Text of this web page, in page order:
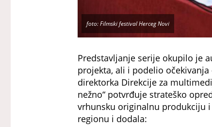
foto: Filmski festival Herceg Novi
Predstavljanje serije okupilo je
projekta, ali i podelio
direktorka Direkcije za
nežno“ potvrđuje strateško
vrhunsku originalnu produkciju
regionu i dodala: